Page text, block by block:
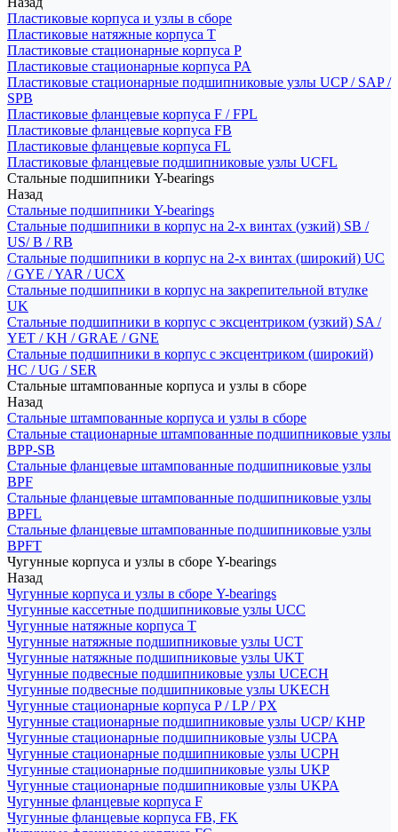
Пластиковые корпуса и узлы в сборе
Пластиковые натяжные корпуса T
Пластиковые стационарные корпуса P
Пластиковые стационарные корпуса PA
Пластиковые стационарные подшипниковые узлы UCP / SAP /
SPB
Пластиковые фланцевые корпуса F / FPL
Пластиковые фланцевые корпуса FB
Пластиковые фланцевые корпуса FL
Пластиковые фланцевые подшипниковые узлы UCFL
Стальные подшипники Y-bearings
Назад
Стальные подшипники Y-bearings
Стальные подшипники в корпус на 2-х винтах (узкий) SB /
US/ B / RB
Стальные подшипники в корпус на 2-х винтах (широкий) UC
/ GYE / YAR / UCX
Стальные подшипники в корпус на закрепительной втулке
UK
Стальные подшипники в корпус с эксцентриком (узкий) SA /
YET / KH / GRAE / GNE
Стальные подшипники в корпус с эксцентриком (широкий)
HC / UG / SER
Стальные штампованные корпуса и узлы в сборе
Назад
Стальные штампованные корпуса и узлы в сборе
Стальные стационарные штампованные подшипниковые узлы
BPP-SB
Стальные фланцевые штампованные подшипниковые узлы
BPF
Стальные фланцевые штампованные подшипниковые узлы
BPFL
Стальные фланцевые штампованные подшипниковые узлы
BPFT
Чугунные корпуса и узлы в сборе Y-bearings
Назад
Чугунные корпуса и узлы в сборе Y-bearings
Чугунные кассетные подшипниковые узлы UCC
Чугунные натяжные корпуса T
Чугунные натяжные подшипниковые узлы UCT
Чугунные натяжные подшипниковые узлы UKT
Чугунные подвесные подшипниковые узлы UCECH
Чугунные подвесные подшипниковые узлы UKECH
Чугунные стационарные корпуса P / LP / PX
Чугунные стационарные подшипниковые узлы UCP/ KHP
Чугунные стационарные подшипниковые узлы UCPA
Чугунные стационарные подшипниковые узлы UCPH
Чугунные стационарные подшипниковые узлы UKP
Чугунные стационарные подшипниковые узлы UKPA
Чугунные фланцевые корпуса F
Чугунные фланцевые корпуса FB, FK